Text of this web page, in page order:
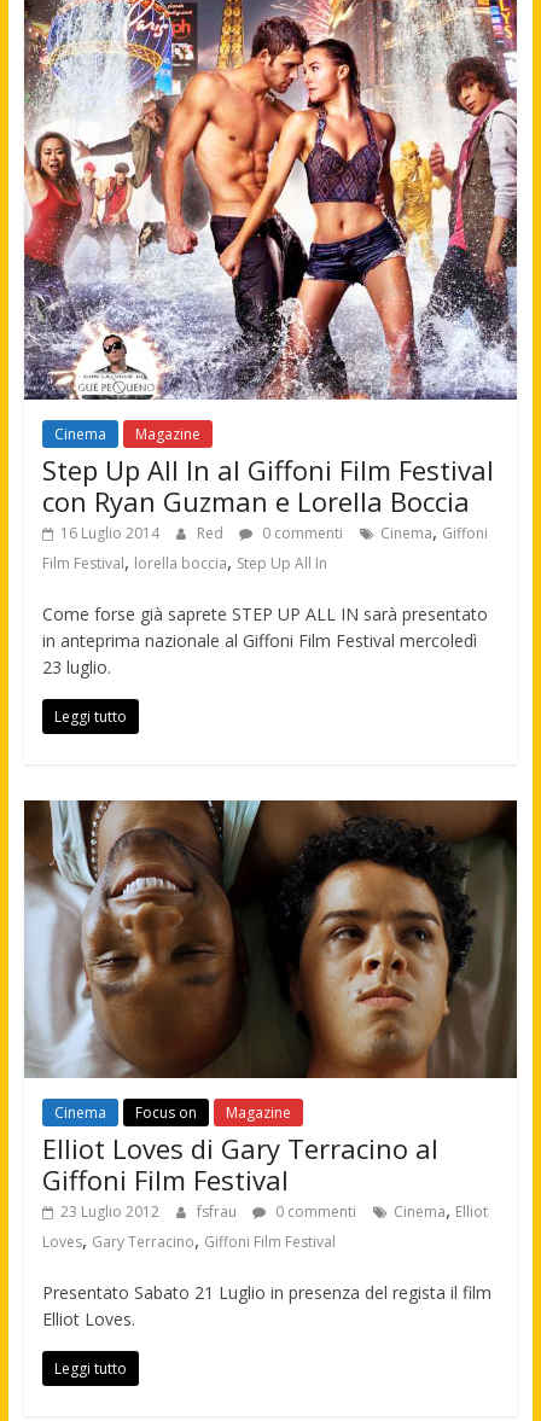
Cinema Magazine
Step Up All In al Giffoni Film Festival
con Ryan Guzman e Lorella Boccia
16 Luglio 2014 Red 0 commenti Cinema, Giffoni
Film Festival, lorella boccia, Step Up All In
Come forse già saprete STEP UP ALL IN sarà presentato
in anteprima nazionale al Giffoni Film Festival mercoledì
23 luglio.
Leggi tutto
Cinema Focus on Magazine
Elliot Loves di Gary Terracino al
Giffoni Film Festival
23 Luglio 2012 fsfrau 0 commenti Cinema, Elliot
Loves, Gary Terracino, Giffoni Film Festival
Presentato Sabato 21 Luglio in presenza del regista il film
Elliot Loves.
Leggi tutto